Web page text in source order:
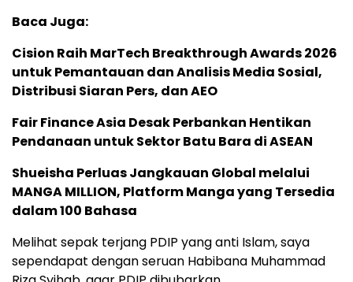
Baca Juga:
Cision Raih MarTech Breakthrough Awards 2026
untuk Pemantauan dan Analisis Media Sosial,
Distribusi Siaran Pers, dan AEO
Fair Finance Asia Desak Perbankan Hentikan
Pendanaan untuk Sektor Batu Bara di ASEAN
Shueisha Perluas Jangkauan Global melalui
MANGA MILLION, Platform Manga yang Tersedia
dalam 100 Bahasa
Melihat sepak terjang PDIP yang anti Islam, saya
sependapat dengan seruan Habibana Muhammad